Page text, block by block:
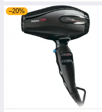
–20%